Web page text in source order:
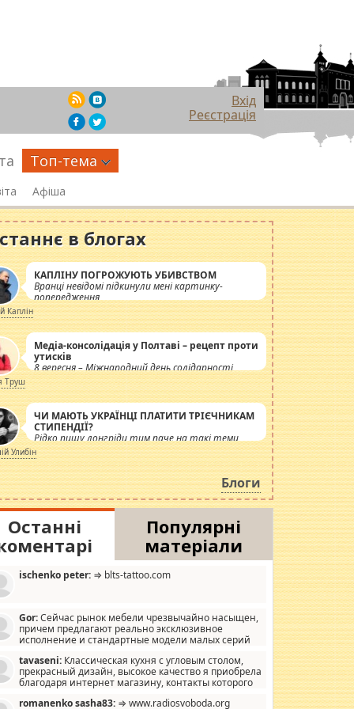
Вхід
Реєстрація
Топ-тема
Афіша
в блогах
КАПЛІНУ ПОГРОЖУЮТЬ УБИВСТВОМ
Вранці невідомі підкинули мені картинку-
попередження
Каплін
Медіа-консолідація у Полтаві – рецепт проти
утисків
8 вересня – Міжнародний день солідарності
журналістів.
Труш
ЧИ МАЮТЬ УКРАЇНЦІ ПЛАТИТИ ТРІЄЧНИКАМ
СТИПЕНДІЇ?
Рідко пишу лонгріди тим паче на такі теми,
але вже просто дістало! Обурюють сьогоднішні
інсенуації навколо стипендіального питання.
Штучно роздувається ще одна соціальна
катастрофа.
Улибін
Блоги
Останні
Популярні
матеріали
ischenko peter: ⇒ blts-tattoo.com
Gor:Сейчас рынок мебели чрезвычайно насыщен,
причем предлагают реально эксклюзивное
исполнение и стандартные модели малых серий
мало походит на стандартные формы, в MebelOk,
и что главное - со вкусом все в порядке,
ненужных наворотов удорожающих мебель, а это не
tavaseni: Классическая кухня с угловым столом,
прекрасный дизайн, высокое качество я приобрела
благодаря интернет магазину, контакты которого
romanenko sasha83: ⇒ www.radiosvoboda.org